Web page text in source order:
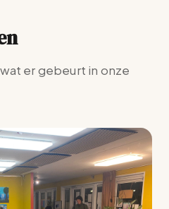
er gebeurt in onze